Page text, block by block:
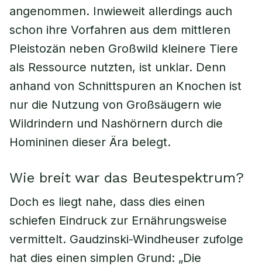
angenommen. Inwieweit allerdings auch
schon ihre Vorfahren aus dem mittleren
Pleistozän neben Großwild kleinere Tiere
als Ressource nutzten, ist unklar. Denn
anhand von Schnittspuren an Knochen ist
nur die Nutzung von Großsäugern wie
Wildrindern und Nashörnern durch die
Homininen dieser Ära belegt.
Wie breit war das Beutespektrum?
Doch es liegt nahe, dass dies einen
schiefen Eindruck zur Ernährungsweise
vermittelt. Gaudzinski-Windheuser zufolge
hat dies einen simplen Grund: „Die